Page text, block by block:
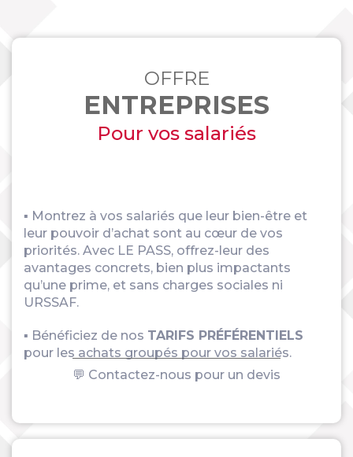
OFFRE
ENTREPRISES
Pour vos salariés
▪ Montrez à vos salariés que leur bien-être et
leur pouvoir d’achat sont au cœur de vos
priorités. Avec LE PASS, offrez-leur des
avantages concrets, bien plus impactants
qu’une prime, et sans charges sociales ni
URSSAF.
▪ Bénéficiez de nos TARIFS PRÉFÉRENTIELS
pour les achats groupés pour vos salariés.
💬 Contactez-nous pour un devis